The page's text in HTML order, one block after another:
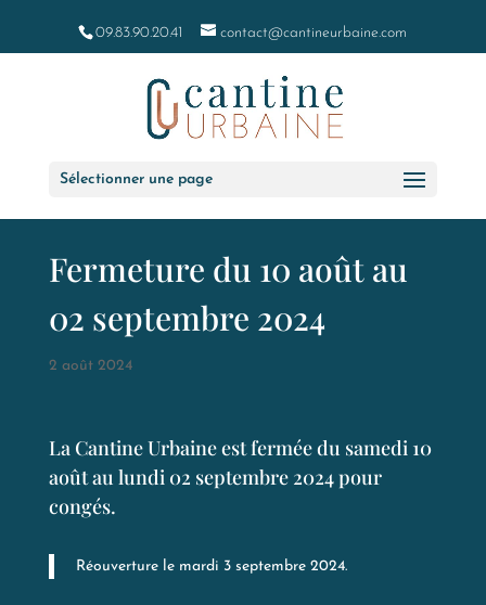
09.83.90.20.41 contact@cantineurbaine.com
Sélectionner une page
Fermeture du 10 août au
02 septembre 2024
2 août 2024
La Cantine Urbaine est fermée du samedi 10
août au lundi 02 septembre 2024 pour
congés.
Réouverture le mardi 3 septembre 2024.